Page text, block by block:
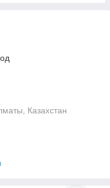
Казахстан